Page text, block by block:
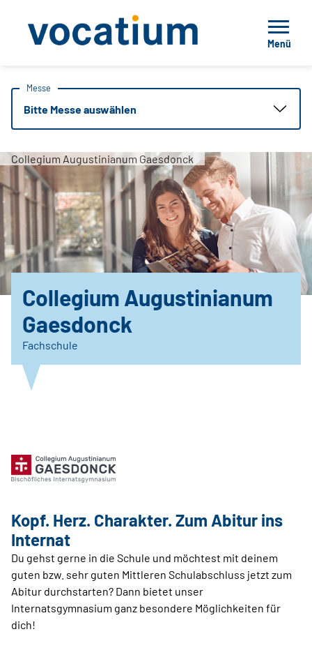
Menü
Messe
Bitte Messe auswählen
Collegium Augustinianum Gaesdonck
Collegium Augustinianum
Gaesdonck
Fachschule
Kopf. Herz. Charakter. Zum Abitur ins
Internat
Du gehst gerne in die Schule und möchtest mit deinem
guten bzw. sehr guten Mittleren Schulabschluss jetzt zum
Abitur durchstarten? Dann bietet unser
Internatsgymnasium ganz besondere Möglichkeiten für
dich!